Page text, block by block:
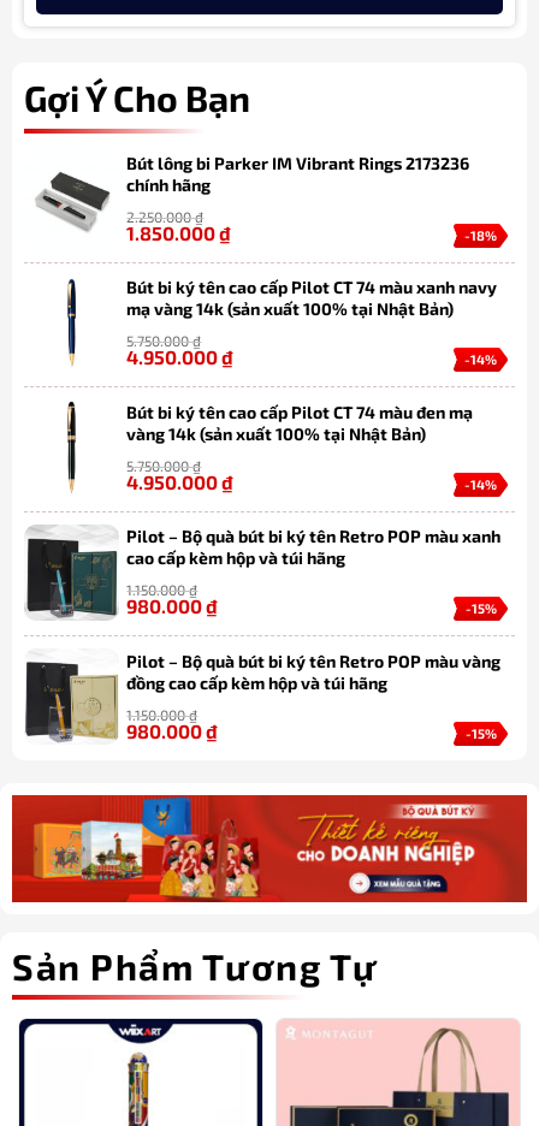
Gợi Ý Cho Bạn
Bút lông bi Parker IM Vibrant Rings 2173236
chính hãng
2.250.000₫
-18%
1.850.000₫
Bút bi ký tên cao cấp Pilot CT 74 màu xanh navy
mạ vàng 14k (sản xuất 100% tại Nhật Bản)
5.750.000₫
-14%
4.950.000₫
Bút bi ký tên cao cấp Pilot CT 74 màu đen mạ
vàng 14k (sản xuất 100% tại Nhật Bản)
5.750.000₫
-14%
4.950.000₫
Pilot – Bộ quà bút bi ký tên Retro POP màu xanh
cao cấp kèm hộp và túi hãng
1.150.000₫
-15%
980.000₫
Pilot – Bộ quà bút bi ký tên Retro POP màu vàng
đồng cao cấp kèm hộp và túi hãng
1.150.000₫
-15%
980.000₫
Sản Phẩm Tương Tự